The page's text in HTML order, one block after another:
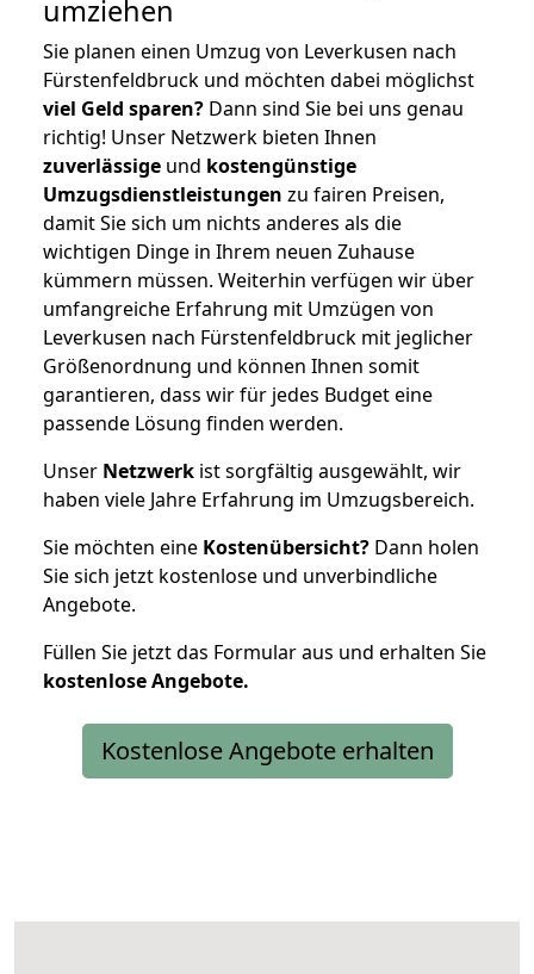
umziehen
Sie planen einen Umzug von Leverkusen nach
Fürstenfeldbruck und möchten dabei möglichst
viel Geld sparen? Dann sind Sie bei uns genau
richtig! Unser Netzwerk bieten Ihnen
zuverlässige und kostengünstige
Umzugsdienstleistungen zu fairen Preisen,
damit Sie sich um nichts anderes als die
wichtigen Dinge in Ihrem neuen Zuhause
kümmern müssen. Weiterhin verfügen wir über
umfangreiche Erfahrung mit Umzügen von
Leverkusen nach Fürstenfeldbruck mit jeglicher
Größenordnung und können Ihnen somit
garantieren, dass wir für jedes Budget eine
passende Lösung finden werden.
Unser Netzwerk ist sorgfältig ausgewählt, wir
haben viele Jahre Erfahrung im Umzugsbereich.
Sie möchten eine Kostenübersicht? Dann holen
Sie sich jetzt kostenlose und unverbindliche
Angebote.
Füllen Sie jetzt das Formular aus und erhalten Sie
kostenloseAngebote.
Kostenlose Angebote erhalten